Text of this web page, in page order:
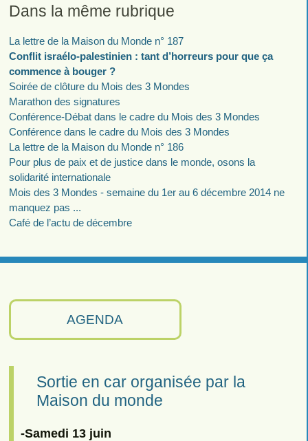
AGENDA
Sortie en car organisée par la
Maison du monde
-Samedi 13 juin
Dans la même rubrique
La lettre de la Maison du Monde n° 187
Conflit israélo-palestinien : tant d’horreurs pour que ça
commence à bouger ?
Soirée de clôture du Mois des 3 Mondes
Marathon des signatures
Conférence-Débat dans le cadre du Mois des 3 Mondes
Conférence dans le cadre du Mois des 3 Mondes
La lettre de la Maison du Monde n° 186
Pour plus de paix et de justice dans le monde, osons la
solidarité internationale
Mois des 3 Mondes - semaine du 1er au 6 décembre 2014 ne
manquez pas ...
Café de l’actu de décembre